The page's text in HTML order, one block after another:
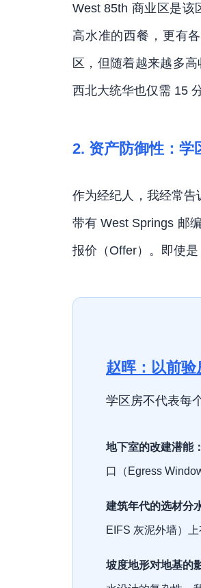
West 85th 商业区是该
高水准的西餐，更有
区，但随着越来越多
西北大统华也仅需 15
2. 资产防御性：学
作为经纪人，我经常告
带有 West Springs 邮
报价（Offer）。即使
赵晖：以前
学区房不代表每
地下室的改建潜能：
口（Egress
建筑年代的选材分
EIFS 灰泥外墙）
坡度地形对地基的